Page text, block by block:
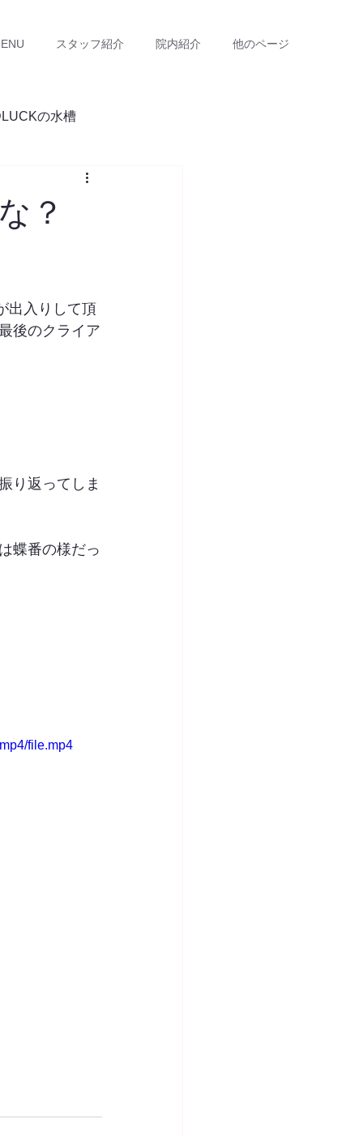
スタッフ紹介 院内紹介 他のページ
の水槽
？
出入りして頂
後のクライア
り返ってしま
蝶番の様だっ
file.mp4